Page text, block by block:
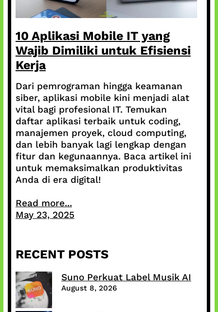
10 Aplikasi Mobile IT yang
Wajib Dimiliki untuk Efisiensi
Kerja
Dari pemrograman hingga keamanan
siber, aplikasi mobile kini menjadi alat
vital bagi profesional IT. Temukan
daftar aplikasi terbaik untuk coding,
manajemen proyek, cloud computing,
dan lebih banyak lagi lengkap dengan
fitur dan kegunaannya. Baca artikel ini
untuk memaksimalkan produktivitas
Anda di era digital!
Read more...
May 23, 2025
RECENT POSTS
Suno Perkuat Label Musik AI
August 8, 2026